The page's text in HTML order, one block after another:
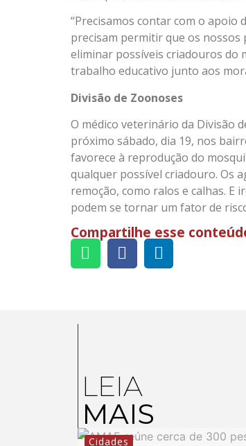
“Precisamos contar com o apoio
precisam permitir que os
eliminar possíveis criadouros do
trabalho educativo junto aos
Divisão de Zoonoses
O médico veterinário da Divisão
próximo sábado, dia 19, nos
favorece à reprodução do
qualquer possível criadouro. Os
remoção, como ralos e calhas. E
podem se tornar um fator de
Compartilhe esse
LEIA
MAIS
Cidades